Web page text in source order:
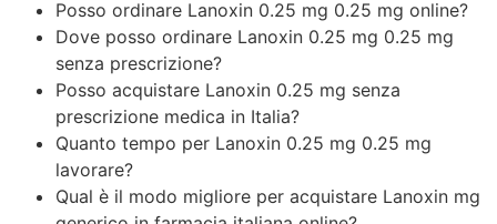
Posso ordinare Lanoxin 0.25 mg 0.25 mg online?
Dove posso ordinare Lanoxin 0.25 mg 0.25 mg
senza prescrizione?
Posso acquistare Lanoxin 0.25 mg senza
prescrizione medica in Italia?
Quanto tempo per Lanoxin 0.25 mg 0.25 mg
lavorare?
Qual è il modo migliore per acquistare Lanoxin mg